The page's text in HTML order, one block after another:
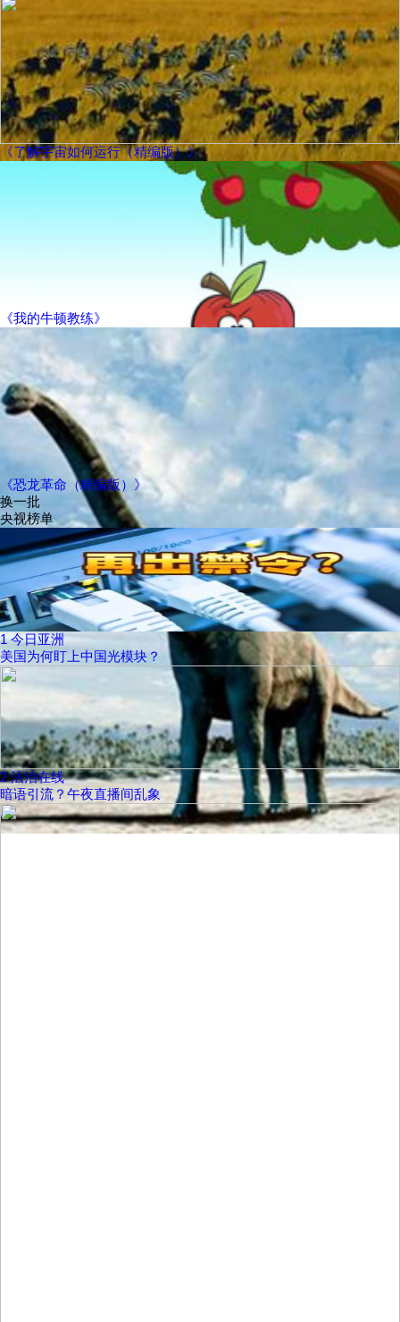
《了解宇宙如何运行（精编版）》
《我的牛顿教练》
《恐龙革命（精编版）》
换一批
央视榜单
1 今日亚洲
美国为何盯上中国光模块？
2 法治在线
暗语引流？午夜直播间乱象